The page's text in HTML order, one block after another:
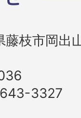
枝市岡出
3327